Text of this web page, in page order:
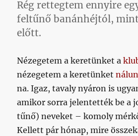
Rég rettegtem ennyire
feltűnő banánhéjtól,
előtt.
Nézegetem a keretünket a
nézegetem a keretünket
na. Igaz, tavaly nyáron is
amikor sorra jelentették be a
tűnő) neveket – komoly
Kellett pár hónap, mire